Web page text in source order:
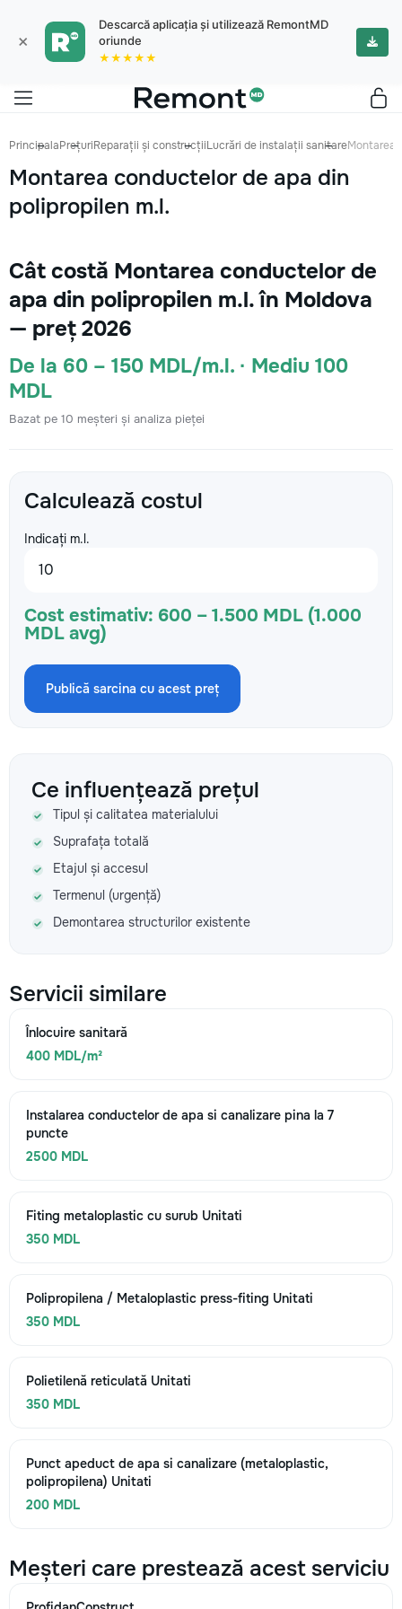
×
Descarcă aplicația și utilizează RemontMD
oriunde
★★★★★
PrincipalaPrețuriReparații și construcțiiLucrări de instalații sanitareMontarea
Montarea conductelor de apa din
polipropilen m.l.
Cât costă Montarea conductelor de
apa din polipropilen m.l. în Moldova
— preț 2026
De la 60 – 150 MDL/m.l. · Mediu 100
MDL
Bazat pe 10 meșteri și analiza pieței
Calculează costul
Indicați m.l.
Cost estimativ: 600 – 1.500 MDL (1.000
MDL avg)
Publică sarcina cu acest preț
Ce influențează prețul
Tipul și calitatea materialului
Suprafața totală
Etajul și accesul
Termenul (urgență)
Demontarea structurilor existente
Servicii similare
Înlocuire sanitară
400 MDL/m²
Instalarea conductelor de apa si canalizare pina la 7
puncte
2500 MDL
Fiting metaloplastic cu surub Unitati
350 MDL
Polipropilena / Metaloplastic press-fiting Unitati
350 MDL
Polietilenă reticulată Unitati
350 MDL
Punct apeduct de apa si canalizare (metaloplastic,
polipropilena) Unitati
200 MDL
Meșteri care prestează acest serviciu